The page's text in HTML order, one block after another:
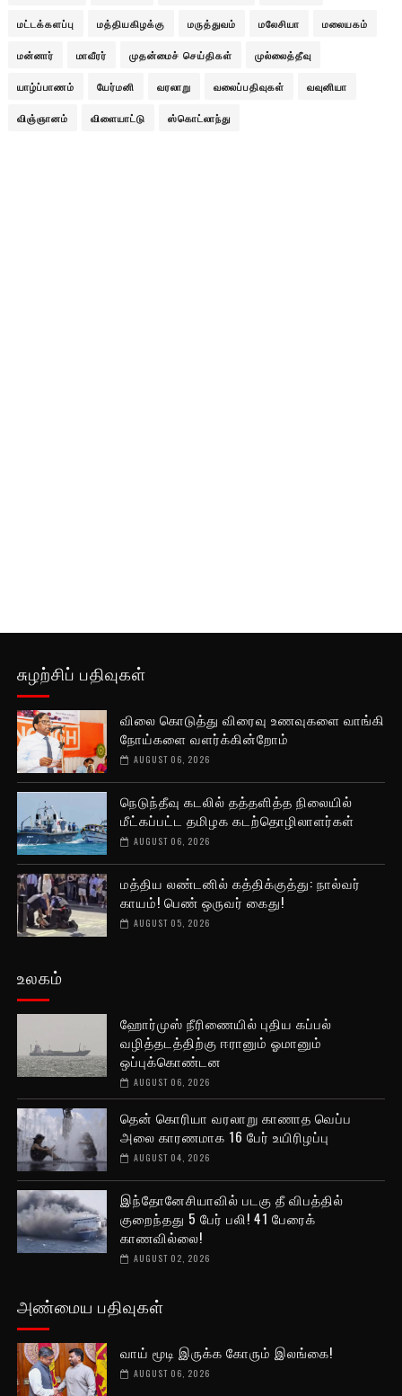
மட்டக்களப்பு மத்தியகிழக்கு மருத்துவம் மலேசியா மலையகம்
மன்னார் மாவீரர் முதன்மைச் செய்திகள் முல்லைத்தீவு
யாழ்ப்பாணம் யேர்மனி வரலாறு வலைப்பதிவுகள் வவுனியா
விஞ்ஞானம் விளையாட்டு ஸ்கொட்லாந்து
சுழற்சிப் பதிவுகள்
விலை கொடுத்து விரைவு உணவுகளை வாங்கி
நோய்களை வளர்க்கின்றோம்
AUGUST 06, 2026
நெடுந்தீவு கடலில் தத்தளித்த நிலையில்
மீட்கப்பட்ட தமிழக கடற்தொழிலாளர்கள்
AUGUST 06, 2026
மத்திய லண்டனில் கத்திக்குத்து: நால்வர்
காயம்! பெண் ஒருவர் கைது!
AUGUST 05, 2026
உலகம்
ஹோர்முஸ் நீரிணையில் புதிய கப்பல்
வழித்தடத்திற்கு ஈரானும் ஓமானும்
ஒப்புக்கொண்டன
AUGUST 06, 2026
தென் கொரியா வரலாறு காணாத வெப்ப
அலை காரணமாக 16 பேர் உயிரிழப்பு
AUGUST 04, 2026
இந்தோனேசியாவில் படகு தீ விபத்தில்
குறைந்தது 5 பேர் பலி! 41 பேரைக்
காணவில்லை!
AUGUST 02, 2026
அண்மைய பதிவுகள்
வாய் மூடி இருக்க கோரும் இலங்கை!
AUGUST 06, 2026